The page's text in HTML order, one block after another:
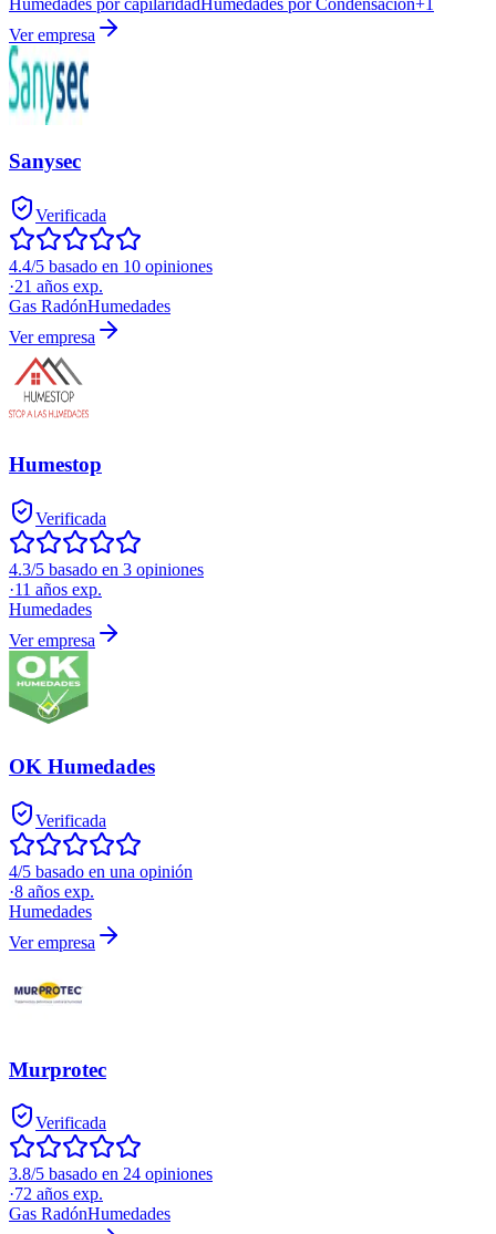
Ver empresa
Sanysec
Verificada
4.4/5 basado en 10 opiniones
·21 años exp.
Gas RadónHumedades
Ver empresa
Humestop
Verificada
4.3/5 basado en 3 opiniones
·11 años exp.
Humedades
Ver empresa
OK Humedades
Verificada
4/5 basado en una opinión
·8 años exp.
Humedades
Ver empresa
Murprotec
Verificada
3.8/5 basado en 24 opiniones
·72 años exp.
Gas RadónHumedades